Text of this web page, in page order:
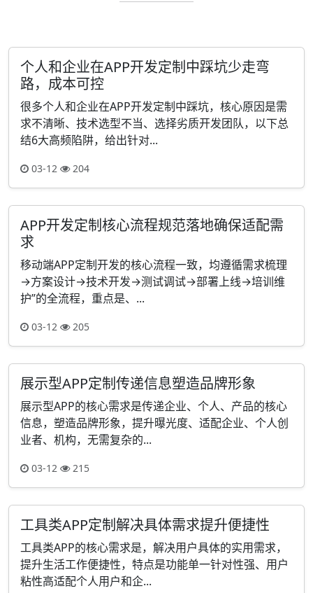
个人和企业在APP开发定制中踩坑少走弯
路，成本可控
很多个人和企业在APP开发定制中踩坑，核心原因是需
求不清晰、技术选型不当、选择劣质开发团队，以下总
结6大高频陷阱，给出针对...
03-12 204
APP开发定制核心流程规范落地确保适配需
求
移动端APP定制开发的核心流程一致，均遵循需求梳理
→方案设计→技术开发→测试调试→部署上线→培训维
护”的全流程，重点是、...
03-12 205
展示型APP定制传递信息塑造品牌形象
展示型APP的核心需求是传递企业、个人、产品的核心
信息，塑造品牌形象，提升曝光度、适配企业、个人创
业者、机构，无需复杂的...
03-12 215
工具类APP定制解决具体需求提升便捷性
工具类APP的核心需求是，解决用户具体的实用需求，
提升生活工作便捷性，特点是功能单一针对性强、用户
粘性高适配个人用户和企...